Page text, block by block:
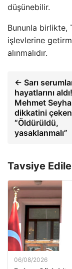
düşünebilir.
Bununla birlikte,
işlevlerine
alınmalıdır.
← Sarı
hayatlarını aldı!
Mehmet
dikkatini çeken
“Öldürüldü,
yasaklanmalı”
Tavsiye
06/08/2026